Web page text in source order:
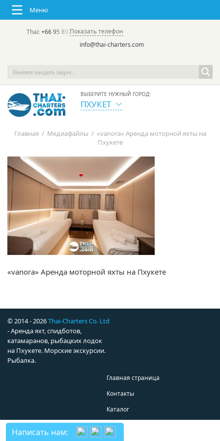
Меню
Thai:+66 95 892 7646(rus/eng) | в России:
Показать телефон
info@thai-charters.com
ВЫБЕРИТЕ НУЖНЫЙ ГОРОД:
ПХУКЕТ
Главная / Медиафайлы / «vanora» Аренда моторной яхты на
Пхукете
«vanora» Аренда моторной яхты на Пхукете
© 2014 - 2026Thai-Charters Co. Ltd
- Аренда яхт, спидботов,
катамаранов, рыбацких лодок
на Пхукете. Морские экскурсии.
Рыбалка.
Главная страница
Контакты
Каталог
Написать нам: